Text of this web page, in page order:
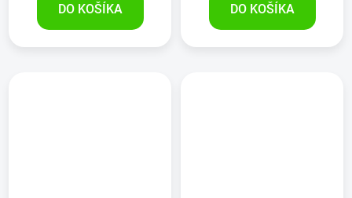
DO KOŠÍKA DO KOŠÍKA